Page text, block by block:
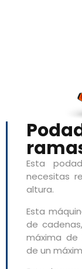
Esta
necesitas
altura.
Esta
de
máxima de
de un